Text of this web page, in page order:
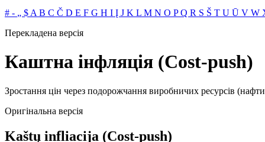
# ‐ „ $ A B C Č D E F G H I Į J K L M N O PQ R S Š T U Ū V W
Перекладена версія
Каштна інфляція (Cost-push)
Зростання цін через подорожчання виробничих ресурсів
Оригінальна версія
Kaštų infliacija (Cost-push)